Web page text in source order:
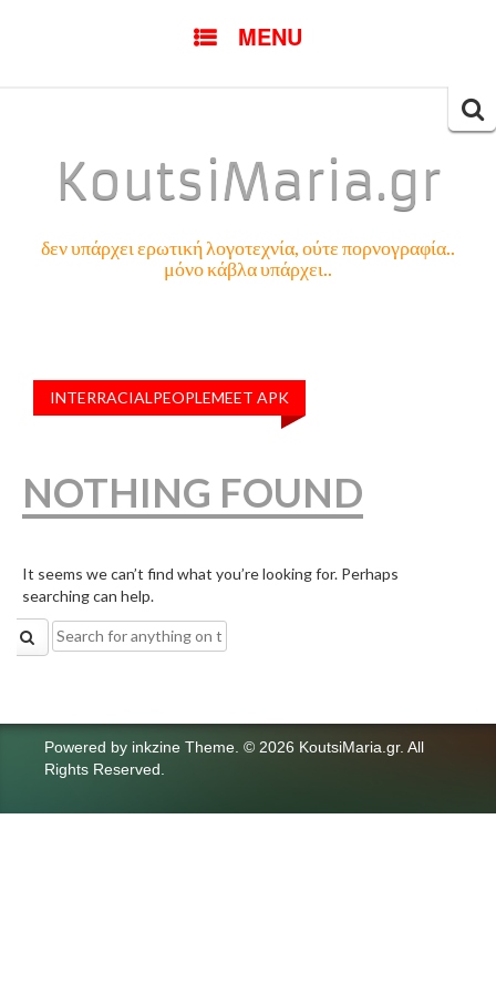
MENU
KoutsiMaria.gr
δεν υπάρχει ερωτική λογοτεχνία, ούτε πορνογραφία..
μόνο κάβλα υπάρχει..
INTERRACIALPEOPLEMEET APK
NOTHING FOUND
It seems we can’t find what you’re looking for. Perhaps
searching can help.
Search
for:
Powered by inkzine Theme © 2026 KoutsiMaria.gr. All
Rights Reserved.